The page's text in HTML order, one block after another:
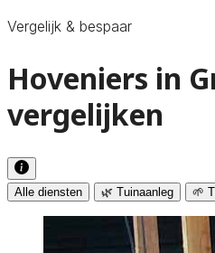
Vergelijk & bespaar
Hoveniers in
vergelijken
Alle diensten 🌿 Tuinaanleg 🌱